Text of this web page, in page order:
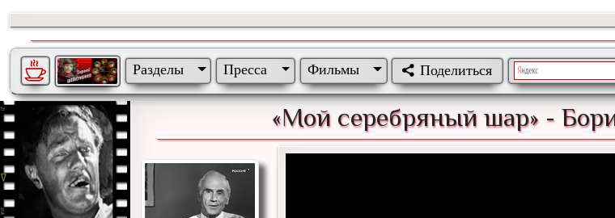
Разделы Пресса Фильмы Поделиться
«Мой серебряный шар» -